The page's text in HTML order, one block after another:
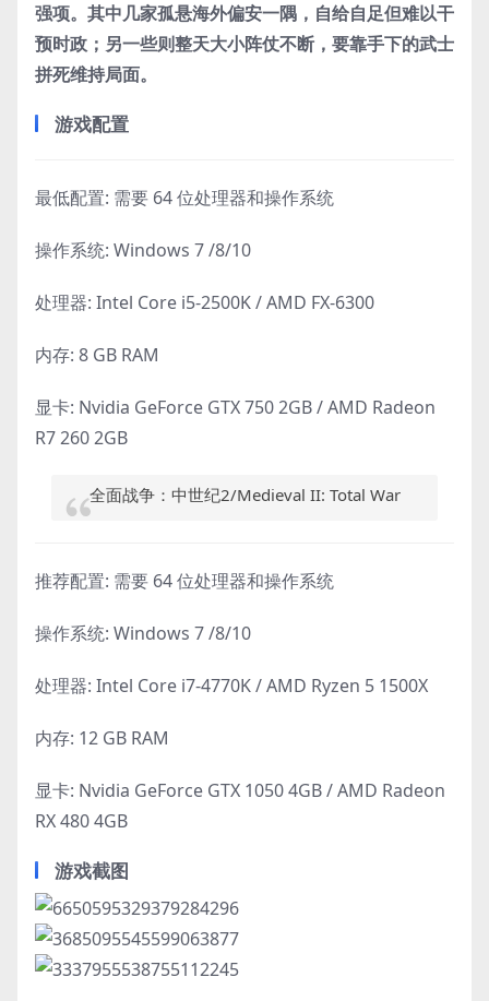
强项。其中几家孤悬海外偏安一隅，自给自足但难以干
预时政；另一些则整天大小阵仗不断，要靠手下的武士
拼死维持局面。
游戏配置
最低配置: 需要 64 位处理器和操作系统
操作系统: Windows 7 /8/10
处理器: Intel Core i5-2500K / AMD FX-6300
内存: 8 GB RAM
显卡: Nvidia GeForce GTX 750 2GB / AMD Radeon
R7 260 2GB
全面战争：中世纪2/Medieval II: Total War
推荐配置: 需要 64 位处理器和操作系统
操作系统: Windows 7 /8/10
处理器: Intel Core i7-4770K / AMD Ryzen 5 1500X
内存: 12 GB RAM
显卡: Nvidia GeForce GTX 1050 4GB / AMD Radeon
RX 480 4GB
游戏截图